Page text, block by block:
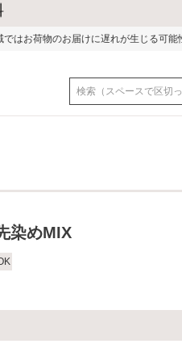
可能性がございます。ご迷惑をおか
染めMIX